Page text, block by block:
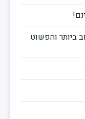
ביותר והפשוט